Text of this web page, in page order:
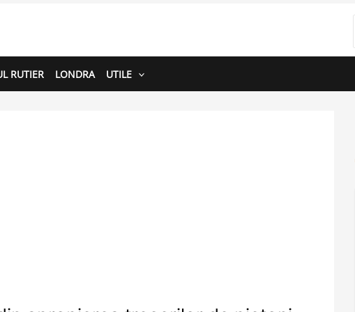
RUTIER LONDRA UTILE